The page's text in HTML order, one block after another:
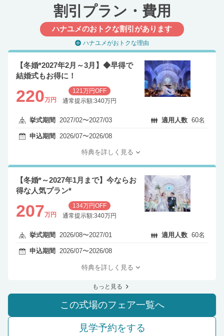
割引プラン・費用
ハナユメのおトクな割引があります
ハナユメがおトクな理由
【冬婚*2027年2月～3月】◆早得で
結婚式もお得に！
220万円
121万円OFF
通常提示額:340万円
挙式期間 2027/02〜2027/03 適用人数 60名
申込期間 2026/07〜2026/08
特典を詳しく見る
【冬婚*～2027年1月まで】今ならお
得な人気プラン*
207万円
134万円OFF
通常提示額:340万円
挙式期間 2026/08〜2027/01 適用人数 60名
申込期間 2026/07〜2026/08
特典を詳しく見る
もっと見る
この式場のフェア一覧へ
見学予約をする